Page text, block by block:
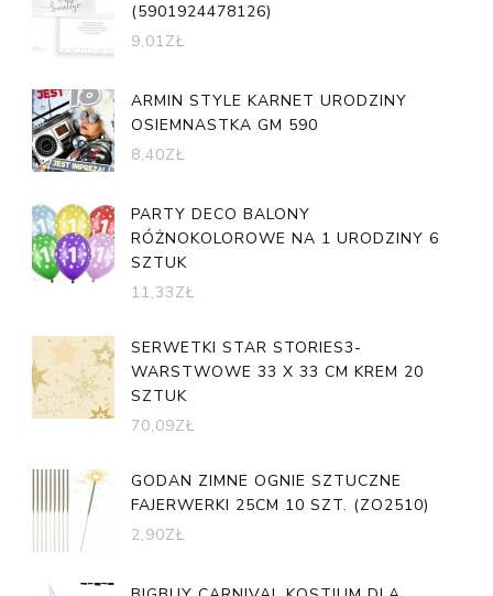
(5901924478126)
9,01ZŁ
ARMIN STYLE KARNET URODZINY
OSIEMNASTKA GM 590
8,40ZŁ
PARTY DECO BALONY
RÓŻNOKOLOROWE NA 1 URODZINY 6
SZTUK
11,33ZŁ
SERWETKI STAR STORIES3-
WARSTWOWE 33 X 33 CM KREM 20
SZTUK
70,09ZŁ
GODAN ZIMNE OGNIE SZTUCZNE
FAJERWERKI 25CM 10 SZT. (ZO2510)
2,90ZŁ